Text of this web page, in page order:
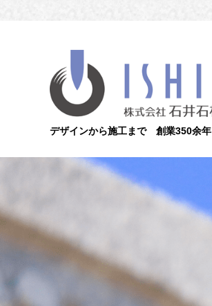
デザインから施工まで 創業350余年